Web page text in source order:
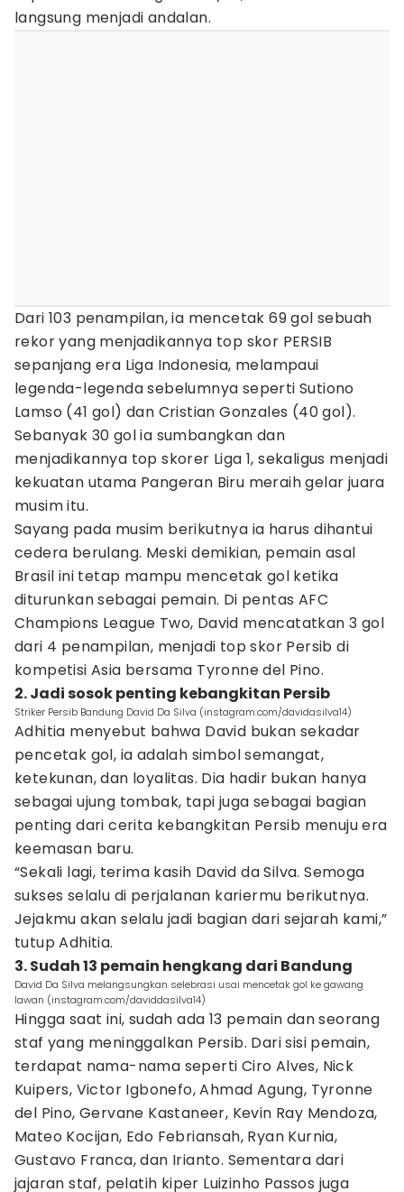
langsung menjadi andalan.
Dari 103 penampilan, ia mencetak 69 gol sebuah
rekor yang menjadikannya top skor PERSIB
sepanjang era Liga Indonesia, melampaui
legenda-legenda sebelumnya seperti Sutiono
Lamso (41 gol) dan Cristian Gonzales (40 gol).
Sebanyak 30 gol ia sumbangkan dan
menjadikannya top skorer Liga 1, sekaligus menjadi
kekuatan utama Pangeran Biru meraih gelar juara
musim itu.
Sayang pada musim berikutnya ia harus dihantui
cedera berulang. Meski demikian, pemain asal
Brasil ini tetap mampu mencetak gol ketika
diturunkan sebagai pemain. Di pentas AFC
Champions League Two, David mencatatkan 3 gol
dari 4 penampilan, menjadi top skor Persib di
kompetisi Asia bersama Tyronne del Pino.
2. Jadi sosok penting kebangkitan Persib
Striker Persib Bandung David Da Silva (instagram.com/davidasilva14)
Adhitia menyebut bahwa David bukan sekadar
pencetak gol, ia adalah simbol semangat,
ketekunan, dan loyalitas. Dia hadir bukan hanya
sebagai ujung tombak, tapi juga sebagai bagian
penting dari cerita kebangkitan Persib menuju era
keemasan baru.
“Sekali lagi, terima kasih David da Silva. Semoga
sukses selalu di perjalanan kariermu berikutnya.
Jejakmu akan selalu jadi bagian dari sejarah kami,”
tutup Adhitia.
3. Sudah 13 pemain hengkang dari Bandung
David Da Silva melangsungkan selebrasi usai mencetak gol ke gawang
lawan (instagram.com/daviddasilva14)
Hingga saat ini, sudah ada 13 pemain dan seorang
staf yang meninggalkan Persib. Dari sisi pemain,
terdapat nama-nama seperti Ciro Alves, Nick
Kuipers, Victor Igbonefo, Ahmad Agung, Tyronne
del Pino, Gervane Kastaneer, Kevin Ray Mendoza,
Mateo Kocijan, Edo Febriansah, Ryan Kurnia,
Gustavo Franca, dan Irianto. Sementara dari
jajaran staf, pelatih kiper Luizinho Passos juga